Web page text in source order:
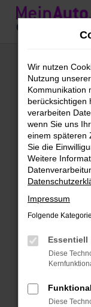
Zum
Hauptinhalt
Ford
Wir
Mondeo
Schleichst
diesem
sein?
denn wir
Fahrzeug
Bei
Wir nutzen
Nutzung
Kommunikation
berücksichtigen
verarbeiten
wenn Sie uns
einem späteren
Sie die
Weitere
Impressum
Folgende
Essentiell
Diese
Funktional
Diese